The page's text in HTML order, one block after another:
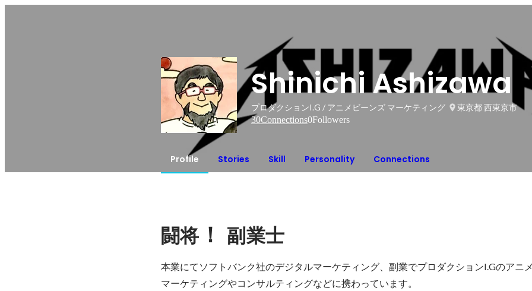
Shinichi Ashizawa
プロダクションI.G / アニメビーンズ マーケティング
東京都 西東京市
30Connections0Followers
Profile Stories Skill Personality Connections
闘将 ！ 副業士
本業にてソフトバンク社のデジタルマーケティング、副業でプロダクションI.Gのアニ
マーケティングやコンサルティングなどに携わっています。